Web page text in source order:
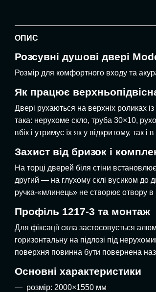
ОПИС
Розсувні душові двері
Розмір для комфортного входу та
Як працює
Двері рухаються на верхніх роликах
така: нерухоме скло, труба 30×10,
вбік і утримує їх як у відкритому, так
Захист від бризок і
На торці дверей біля стіни
другий — на глухому склі вусиком до
ручка-«млинець» не створює отвору
Профіль 1217-3 та монтаж
Для фіксації скла застосовується
горизонтальну на підлозі під
поверхня повинна бути повернена
Основні характеристики
розмір: 2000×1550 мм